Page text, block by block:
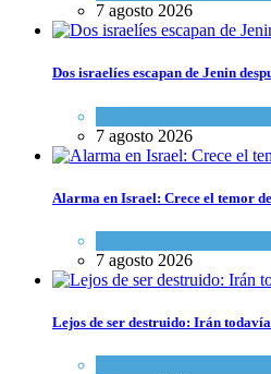
7 agosto 2026
Dos israelíes escapan de Jenin
7 agosto 2026
Alarma en Israel: Crece el temor
7 agosto 2026
Lejos de ser destruido: Irán